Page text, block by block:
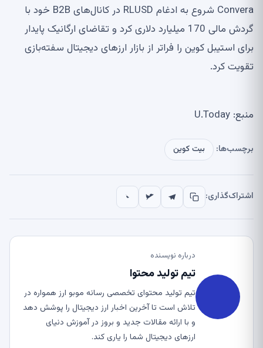
Convera شروع به ادغام RLUSD در کانال‌های B2B خود با
گردش مالی 170 میلیارد دلاری کرد و تقاضای ارگانیک پایدار
برای استیبل کوین را فراتر از بازار ارزهای دیجیتال سفته‌بازی
تقویت کرد.
منبع: U.Today
برچسب‌ها: بیت کوین
اشتراک‌گذاری:
درباره نویسنده
تیم تولید محتوا
تیم تولید محتوای تخصصی رسانه موبو ارز همواره در
تلاش است تا آخرین اخبار ارز دیجیتال را پوشش دهد
و با ارائه مقالات جدید و بروز در آموزش دنیای
ارزهای دیجیتال شما را یاری کند.